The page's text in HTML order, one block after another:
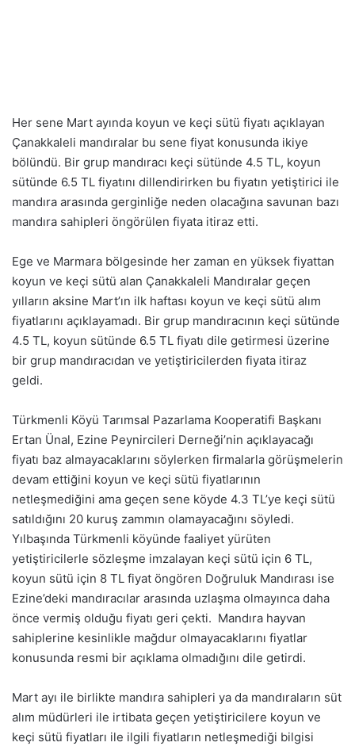
Her sene Mart ayında koyun ve keçi sütü fiyatı açıklayan
Çanakkaleli mandıralar bu sene fiyat konusunda ikiye
bölündü. Bir grup mandıracı keçi sütünde 4.5 TL, koyun
sütünde 6.5 TL fiyatını dillendirirken bu fiyatın yetiştirici ile
mandıra arasında gerginliğe neden olacağına savunan bazı
mandıra sahipleri öngörülen fiyata itiraz etti.
Ege ve Marmara bölgesinde her zaman en yüksek fiyattan
koyun ve keçi sütü alan Çanakkaleli Mandıralar geçen
yılların aksine Mart’ın ilk haftası koyun ve keçi sütü alım
fiyatlarını açıklayamadı. Bir grup mandıracının keçi sütünde
4.5 TL, koyun sütünde 6.5 TL fiyatı dile getirmesi üzerine
bir grup mandıracıdan ve yetiştiricilerden fiyata itiraz
geldi.
Türkmenli Köyü Tarımsal Pazarlama Kooperatifi Başkanı
Ertan Ünal, Ezine Peynircileri Derneği’nin açıklayacağı
fiyatı baz almayacaklarını söylerken firmalarla görüşmelerin
devam ettiğini koyun ve keçi sütü fiyatlarının
netleşmediğini ama geçen sene köyde 4.3 TL’ye keçi sütü
satıldığını 20 kuruş zammın olamayacağını söyledi.
Yılbaşında Türkmenli köyünde faaliyet yürüten
yetiştiricilerle sözleşme imzalayan keçi sütü için 6 TL,
koyun sütü için 8 TL fiyat öngören Doğruluk Mandırası ise
Ezine’deki mandıracılar arasında uzlaşma olmayınca daha
önce vermiş olduğu fiyatı geri çekti. Mandıra hayvan
sahiplerine kesinlikle mağdur olmayacaklarını fiyatlar
konusunda resmi bir açıklama olmadığını dile getirdi.
Mart ayı ile birlikte mandıra sahipleri ya da mandıraların süt
alım müdürleri ile irtibata geçen yetiştiricilere koyun ve
keçi sütü fiyatları ile ilgili fiyatların netleşmediği bilgisi